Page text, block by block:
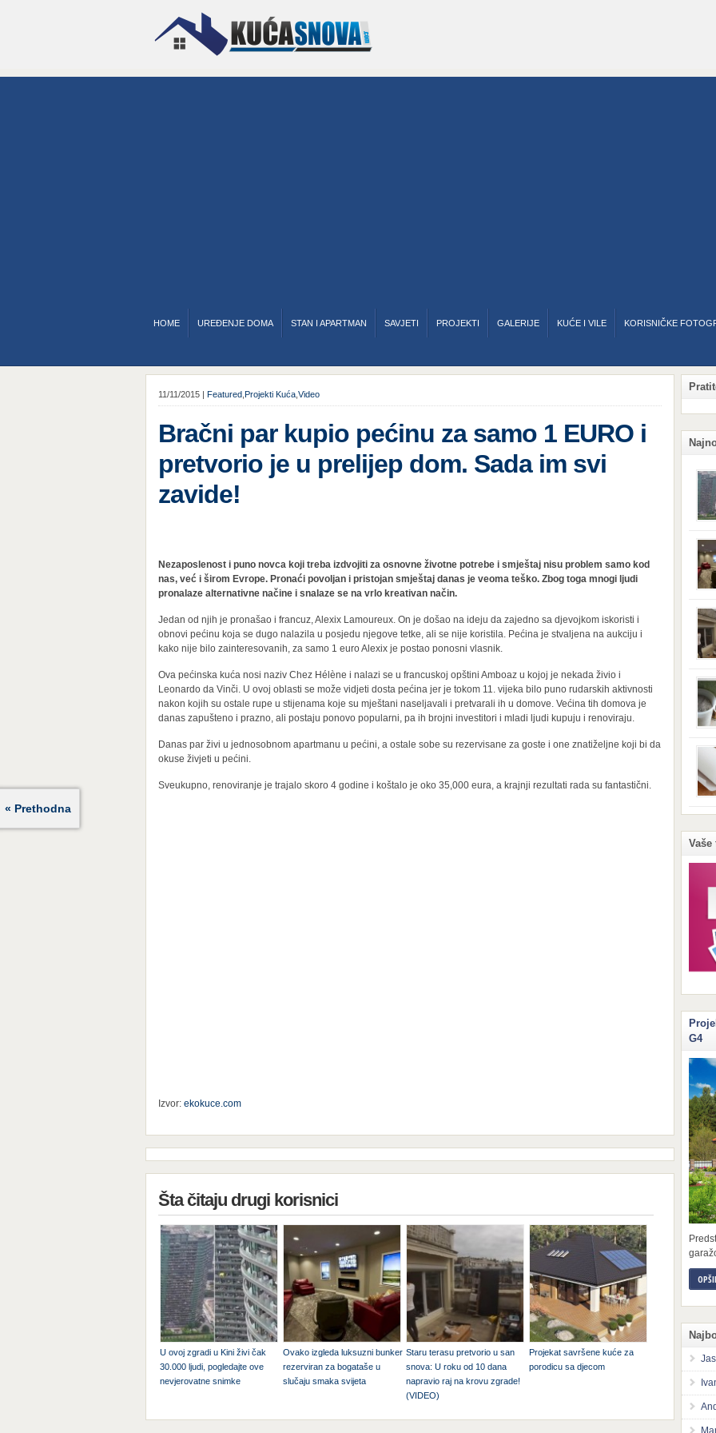
HOME UREĐENJE DOMA STAN I APARTMAN SAVJETI PROJEKTI GALERIJE KUĆE I VILE KORISNIČKE
11/11/2015 | Featured Projekti Kuća Video
Bračni par kupio pećinu za samo 1 EURO i
pretvorio je u prelijep dom. Sada im svi
zavide!
Nezaposlenost i puno novca koji treba izdvojiti za osnovne životne potrebe i smještaj nisu problem samo kod
nas, već i širom Evrope. Pronaći povoljan i pristojan smještaj danas je veoma teško. Zbog toga mnogi ljudi
pronalaze alternativne načine i snalaze se na vrlo kreativan način.
Jedan od njih je pronašao i francuz, Alexix Lamoureux. On je došao na ideju da zajedno sa djevojkom iskoristi i
obnovi pećinu koja se dugo nalazila u posjedu njegove tetke, ali se nije koristila. Pećina je stvaljena na aukciju i
kako nije bilo zainteresovanih, za samo 1 euro Alexix je postao ponosni vlasnik.
Ova pećinska kuća nosi naziv Chez Hélène i nalazi se u francuskoj opštini Amboaz u kojoj je nekada živio i
Leonardo da Vinči. U ovoj oblasti se može vidjeti dosta pećina jer je tokom 11. vijeka bilo puno rudarskih aktivnosti
nakon kojih su ostale rupe u stijenama koje su mještani naseljavali i pretvarali ih u domove. Većina tih domova je
danas zapušteno i prazno, ali postaju ponovo popularni, pa ih brojni investitori i mladi ljudi kupuju i renoviraju.
Danas par živi u jednosobnom apartmanu u pećini, a ostale sobe su rezervisane za goste i one znatiželjne koji bi da
okuse živjeti u pećini.
Sveukupno, renoviranje je trajalo skoro 4 godine i koštalo je oko 35,000 eura, a krajnji rezultati rada su fantastični.
Izvor: ekokuce.com
« Prethodna
Šta čitaju drugi korisnici
U ovoj zgradi u Kini živi čak
30.000 ljudi, pogledajte ove
nevjerovatne snimke
Ovako izgleda luksuzni bunker
rezerviran za bogataše u
slučaju smaka svijeta
Staru terasu pretvorio u san
snova: U roku od 10 dana
napravio raj na krovu zgrade!
(VIDEO)
Projekat savršene kuće za
porodicu sa djecom
koji
vas
se
niko
G4